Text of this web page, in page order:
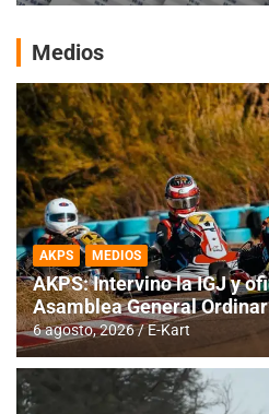
Medios
AKPS MEDIOS
AKPS: Intervino la IGJ y
Asamblea General
6 agosto, 2026 E-Kart